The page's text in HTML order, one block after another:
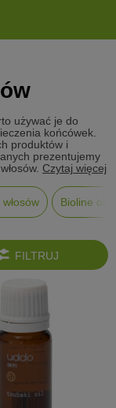
używać je do
końcówek.
produktów i
prezentujemy
Czytaj więcej
Bioline
FILTRUJ